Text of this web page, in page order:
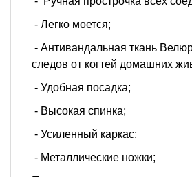
- Легко моется;
- Антивандальная ткань
следов от когтей домашних
- Удобная посадка;
- Высокая спинка;
- Усиленный каркас;
- Металлические ножки;